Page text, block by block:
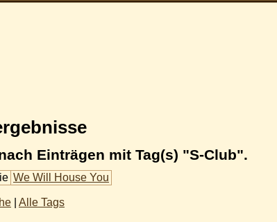
Einträgen mit Tag(s) "S-Club".
We Will House You
Alle Tags